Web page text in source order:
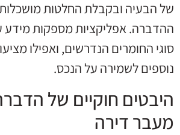
של הבעיה ובקבלת החלטות
ההדברה. אפליקציות מספקות מידע
סוגי החומרים הנדרשים, ואפילו
נוספים לשמירה על הנכס.
היבטים חוקיים של
מעבר דירה